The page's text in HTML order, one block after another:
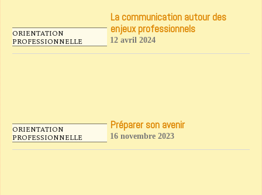
ORIENTATION
PROFESSIONNELLE
La communication autour des
enjeux professionnels
12 avril 2024
ORIENTATION
PROFESSIONNELLE
Préparer son avenir
16 novembre 2023